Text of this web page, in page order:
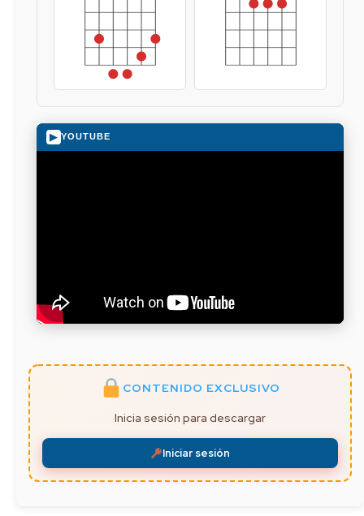
▶ YOUTUBE
CONTENIDO EXCLUSIVO
Inicia sesión para descargar
Iniciar sesión